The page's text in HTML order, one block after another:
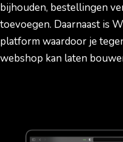
bijhouden, bestellingen
toevoegen. Daarnaast is
platform waardoor je
webshop kan laten